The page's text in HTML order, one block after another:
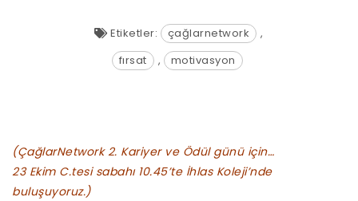
Etiketler: çağlarnetwork
,
fırsat
, motivasyon
(ÇağlarNetwork 2. Kariyer ve Ödül günü için…
23 Ekim C.tesi sabahı 10.45’te İhlas Koleji’nde
buluşuyoruz.)